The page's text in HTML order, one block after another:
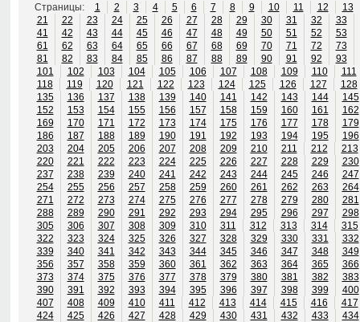
Страницы: 1 2 3 4 5 6 7 8 9 10 11 12
13
21
22 23 24 25 26 27 28 29 30 31 32
33
41
42 43 44 45 46 47 48 49 50 51 52
53
61
62 63 64 65 66 67 68 69 70 71 72
73
81
82 83 84 85 86 87 88 89 90 91 92
93
101
102 103 104 105 106 107 108 109 110
111
118
119 120 121 122 123 124 125 126 127
128
135
136 137 138 139 140 141 142 143 144
145
152
153 154 155 156 157 158 159 160 161
162
169
170 171 172 173 174 175 176 177 178
179
186
187 188 189 190 191 192 193 194 195
196
203
204 205 206 207 208 209 210 211 212
213
220
221 222 223 224 225 226 227 228 229
230
237
238 239 240 241 242 243 244 245 246
247
254
255 256 257 258 259 260 261 262 263
264
271
272 273 274 275 276 277 278 279 280
281
288
289 290 291 292 293 294 295 296 297
298
305
306 307 308 309 310 311 312 313 314
315
322
323 324 325 326 327 328 329 330 331
332
339
340 341 342 343 344 345 346 347 348
349
356
357 358 359 360 361 362 363 364 365
366
373
374 375 376 377 378 379 380 381 382
383
390
391 392 393 394 395 396 397 398 399
400
407
408 409 410 411 412 413 414 415 416
417
424
425 426 427 428 429 430 431 432 433
434